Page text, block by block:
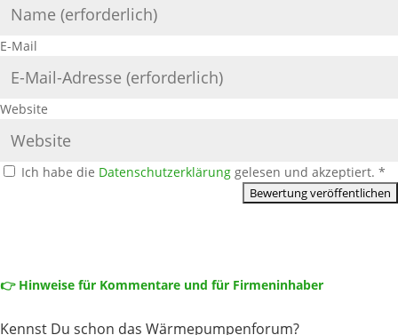
E-Mail
Website
Ich habe die Datenschutzerklärung gelesen und akzeptiert. *
👉 Hinweise für Kommentare und für Firmeninhaber
Kennst Du schon das Wärmepumpenforum?